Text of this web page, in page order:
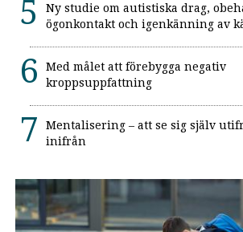
Ny studie om autistiska drag,
ögonkontakt och igenkänning av
Med målet att förebygga negativ
kroppsuppfattning
Mentalisering – att se sig själv
inifrån